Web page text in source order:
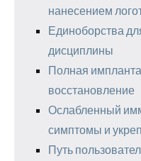
нанесением
Единоборства
дисциплины
Полная
восстановление
Ослабленный
симптомы и
Путь